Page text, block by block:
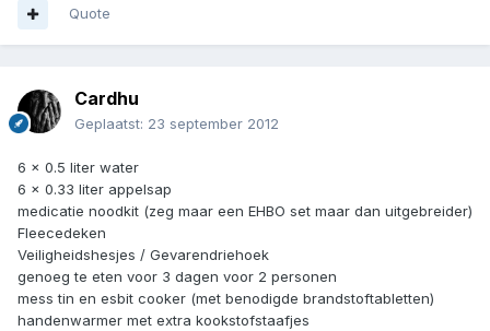
Quote
Cardhu
Geplaatst: 23 september 2012
6 x 0.5 liter water
6 x 0.33 liter appelsap
medicatie noodkit (zeg maar een EHBO set maar dan uitgebreider)
Fleecedeken
Veiligheidshesjes / Gevarendriehoek
genoeg te eten voor 3 dagen voor 2 personen
mess tin en esbit cooker (met benodigde brandstoftabletten)
handenwarmer met extra kookstofstaafjes